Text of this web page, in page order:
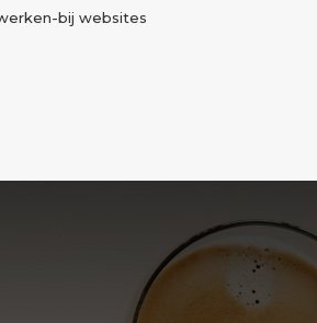
bij websites